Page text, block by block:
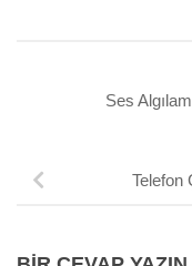
Ses
Telefon